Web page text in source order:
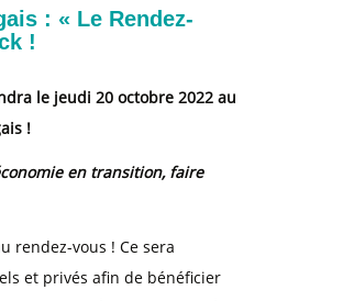
: « Le Rendez-
!
le jeudi 20 octobre 2022 au
!
en transition, faire
rendez-vous ! Ce sera
et privés afin de bénéficier